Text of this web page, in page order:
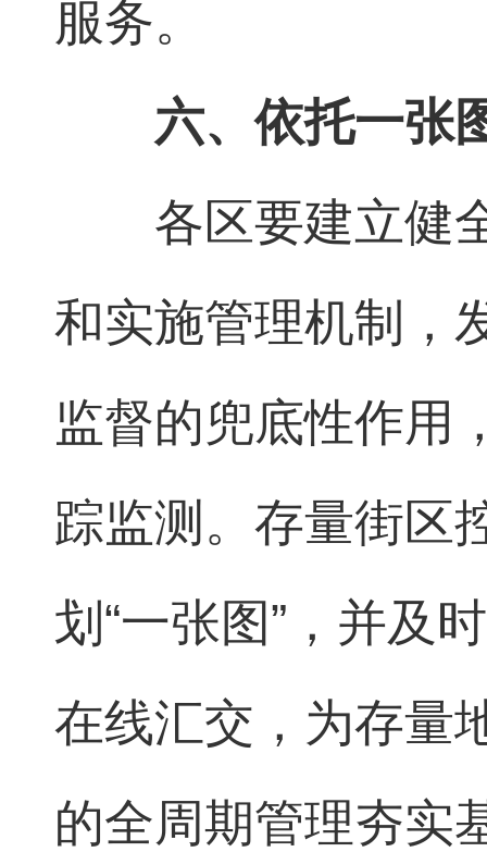
服务。
六、依托一张
各区要建立健
和实施管理机制，
监督的兜底性作用
踪监测。存量街区
划“一张图”，并及
在线汇交，为存量
的全周期管理夯实